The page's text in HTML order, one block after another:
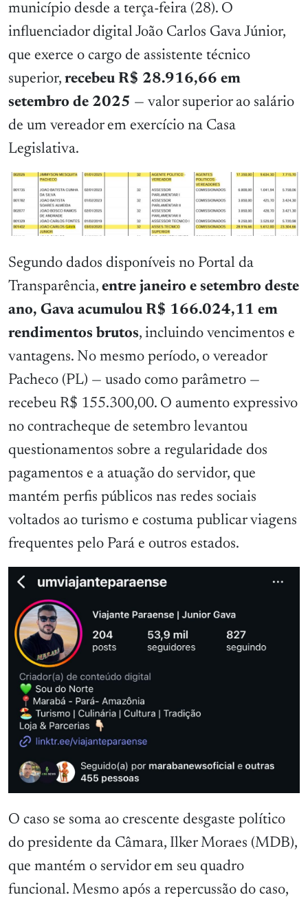
município desde a terça-feira (28). O
influenciador digital João Carlos Gava Júnior,
que exerce o cargo de assistente técnico
superior, recebeu R$ 28.916,66 em
setembro de 2025 — valor superior ao salário
de um vereador em exercício na Casa
Legislativa.
Segundo dados disponíveis no Portal da
Transparência, entre janeiro e setembro deste
ano, Gava acumulou R$ 166.024,11 em
rendimentos brutos, incluindo vencimentos e
vantagens. No mesmo período, o vereador
Pacheco (PL) — usado como parâmetro —
recebeu R$ 155.300,00. O aumento expressivo
no contracheque de setembro levantou
questionamentos sobre a regularidade dos
pagamentos e a atuação do servidor, que
mantém perfis públicos nas redes sociais
voltados ao turismo e costuma publicar viagens
frequentes pelo Pará e outros estados.
O caso se soma ao crescente desgaste político
do presidente da Câmara, Ilker Moraes (MDB),
que mantém o servidor em seu quadro
funcional. Mesmo após a repercussão do caso,